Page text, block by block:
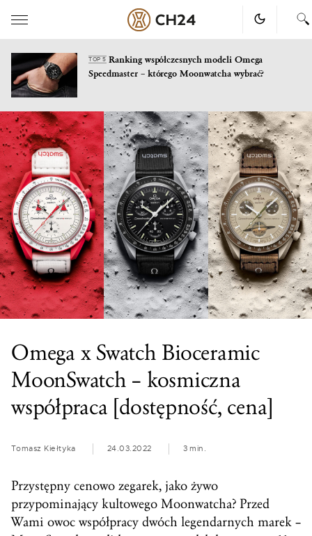
Skip
to
content
TOP 5Ranking współczesnych modeli Omega
Speedmaster – którego Moonwatcha wybrać?
Omega x Swatch Bioceramic
MoonSwatch – kosmiczna
współpraca [dostępność, cena]
Tomasz Kiełtyka 24.03.2022 3 min.
Przystępny cenowo zegarek, jako żywo
przypominający kultowego Moonwatcha? Przed
Wami owoc współpracy dwóch legendarnych marek –